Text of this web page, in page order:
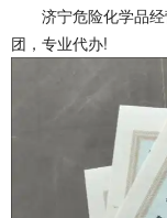
济宁危险化学品经
团 ，专业代办!